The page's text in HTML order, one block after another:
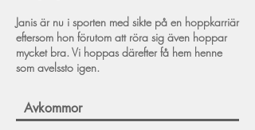
Janis är nu i sporten med sikte på en hoppkarriär
eftersom hon förutom att röra sig även hoppar
mycket bra. Vi hoppas därefter få hem henne
som avelssto igen.
Avkommor